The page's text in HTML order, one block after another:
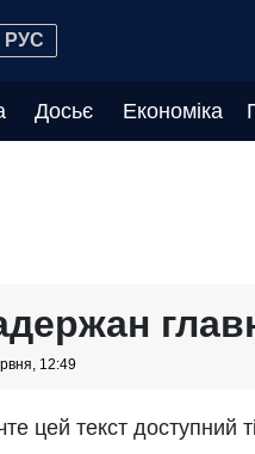
РУС
Досьє Економіка
12:49
цей текст доступний